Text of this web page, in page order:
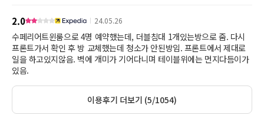
2.0 24.05.26
수페리어트윈룸으로 4명 예약했는데, 더블침대 1개있는방으로 줌. 다시
프론트가서 확인 후 방 교체했는데 청소가 안된방임. 프론트에서 제대로
일을 하고있지않음. 벽에 개미가 기어다니며 테이블위에는 먼지다듬이가
있음.
이용후기 더보기 (5/1054)